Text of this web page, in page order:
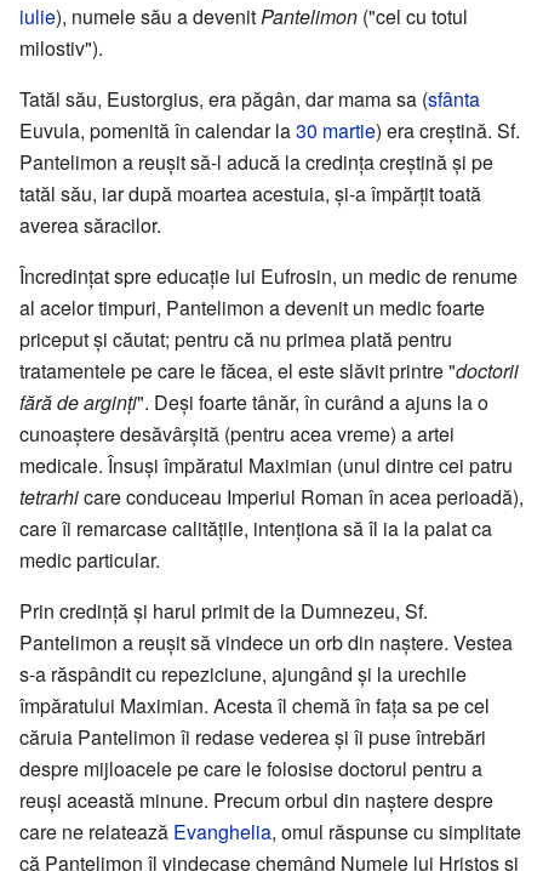
iulie), numele său a devenitPantelimon ("cel cu totul
milostiv").
Tatăl său, Eustorgius, era păgân, dar mama sa (sfânta
Euvula, pomenită în calendar la30 martie) era creștină. Sf.
Pantelimon a reușit să-l aducă la credința creștină și pe
tatăl său, iar după moartea acestuia, și-a împărțit toată
averea săracilor.
Încredințat spre educație lui Eufrosin, un medic de renume
al acelor timpuri, Pantelimon a devenit un medic foarte
priceput și căutat; pentru că nu primea plată pentru
tratamentele pe care le făcea, el este slăvit printre "doctorii
fără de arginți". Deși foarte tânăr, în curând a ajuns la o
cunoaștere desăvârșită (pentru acea vreme) a artei
medicale. Însuși împăratul Maximian (unul dintre cei patru
tetrarhicare conduceau Imperiul Roman în acea perioadă),
care îi remarcase calitățile, intenționa să îl ia la palat ca
medic particular.
Prin credință și harul primit de la Dumnezeu, Sf.
Pantelimon a reușit să vindece un orb din naștere. Vestea
s-a răspândit cu repeziciune, ajungând și la urechile
împăratului Maximian. Acesta îl chemă în fața sa pe cel
căruia Pantelimon îi redase vederea și îi puse întrebări
despre mijloacele pe care le folosise doctorul pentru a
reuși această minune. Precum orbul din naștere despre
care ne relatează Evanghelia, omul răspunse cu simplitate
că Pantelimon îl vindecase chemând Numele lui Hristos și